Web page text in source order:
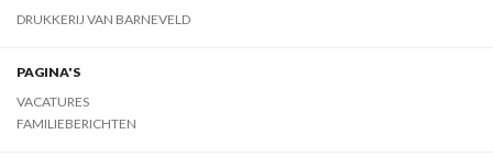
DRUKKERIJ VAN BARNEVELD
PAGINA'S
VACATURES
FAMILIEBERICHTEN